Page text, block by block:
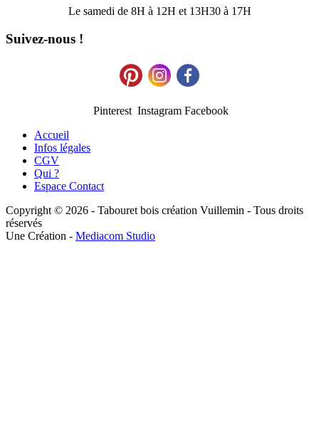
Le samedi de 8H à 12H et 13H30 à 17H
Suivez-nous !
Pinterest Instagram Facebook
Accueil
Infos légales
CGV
Qui ?
Espace Contact
Copyright © 2026 - Tabouret bois création Vuillemin - Tous droits
réservés
Une Création - Mediacom Studio